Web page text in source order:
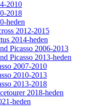
2010
2018
heden
2012-2015
2014-heden
Picasso 2006-2013
Picasso 2013-heden
2007-2010
2010-2013
2013-2018
2018-heden
heden